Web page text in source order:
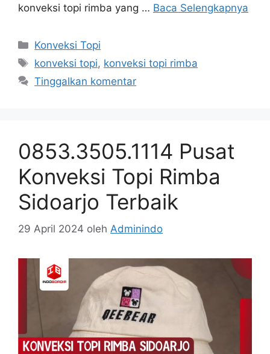
konveksi topi rimba yang … Baca Selengkapnya
Kategori
Konveksi Topi
Tag
konveksi topi, konveksi topi rimba
Tinggalkan komentar
0853.3505.1114 Pusat
Konveksi Topi Rimba
Sidoarjo Terbaik
29 April 2024 oleh Adminindo